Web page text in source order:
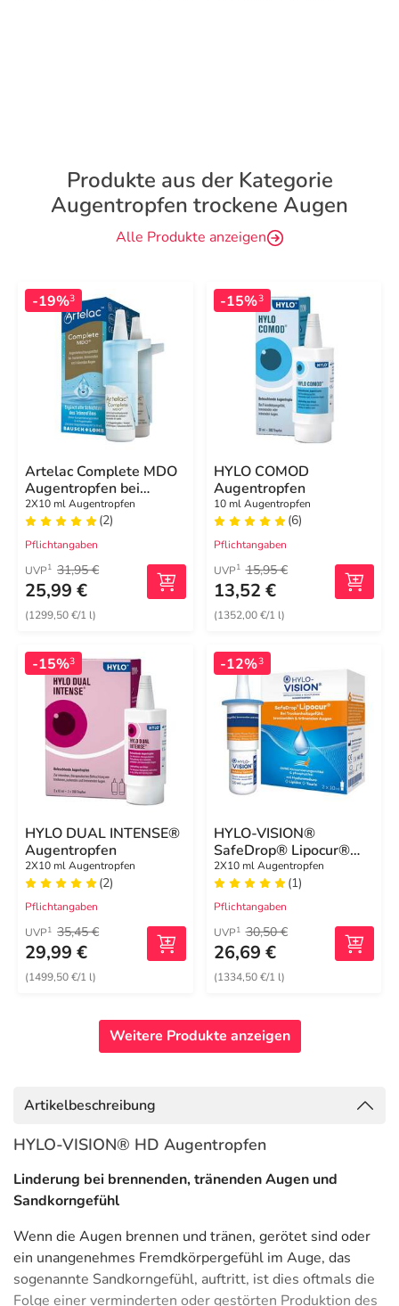
Produkte aus der Kategorie
Augentropfen trockene Augen
Alle Produkte anzeigen
-19%3
Artelac Complete MDO
Augentropfen bei
trockenen / tränenden
Augen
2X10 ml Augentropfen
(2)
Pflichtangaben
UVP1 31,95 €
25,99 €
(1299,50 €/1 l)
-15%3
HYLO COMOD
Augentropfen
10 ml Augentropfen
(6)
Pflichtangaben
UVP1 15,95 €
13,52 €
(1352,00 €/1 l)
-15%3
HYLO DUAL INTENSE®
Augentropfen
2X10 ml Augentropfen
(2)
Pflichtangaben
UVP1 35,45 €
29,99 €
(1499,50 €/1 l)
-12%3
HYLO-VISION®
SafeDrop® Lipocur®
Augentropfen
2X10 ml Augentropfen
(1)
Pflichtangaben
UVP1 30,50 €
26,69 €
(1334,50 €/1 l)
Weitere Produkte anzeigen
Artikelbeschreibung
HYLO-VISION® HD Augentropfen
Linderung bei brennenden, tränenden Augen und
Sandkorngefühl
Wenn die Augen brennen und tränen, gerötet sind oder
ein unangenehmes Fremdkörpergefühl im Auge, das
sogenannte Sandkorngefühl, auftritt, ist dies oftmals die
Folge einer verminderten oder gestörten Produktion des